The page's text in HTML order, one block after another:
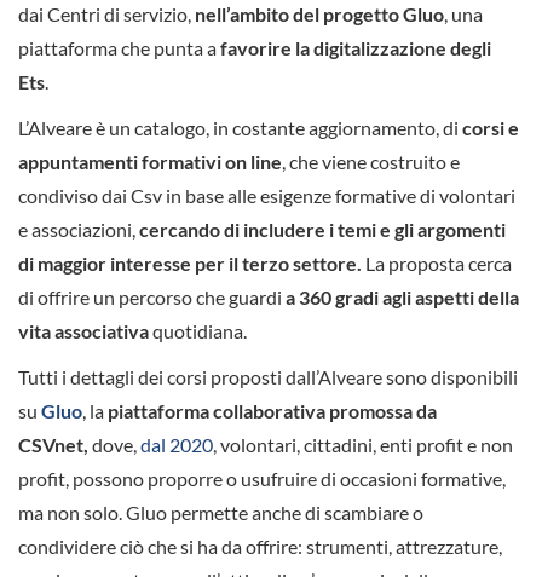
dai Centri di servizio, nell’ambito del progetto Gluo , una
piattaforma che punta afavorire la digitalizzazione degli
Ets
L’Alveare è un catalogo, in costante aggiornamento, di corsi e
appuntamenti formativi on line , che viene costruito e
condiviso dai Csv in base alle esigenze formative di volontari
e associazioni, cercando di includere i temi e gli argomenti
di maggior interesse per il terzo settore. La proposta cerca
di offrire un percorso che guardi a 360 gradi agli aspetti della
vita associativaquotidiana.
Tutti i dettagli dei corsi proposti dall’Alveare sono disponibili
su Gluo , la piattaforma collaborativa promossa da
CSVnet, dove, dal 2020 , volontari, cittadini, enti profit e non
profit, possono proporre o usufruire di occasioni formative,
ma non solo. Gluo permette anche di scambiare o
condividere ciò che si ha da offrire: strumenti, attrezzature,